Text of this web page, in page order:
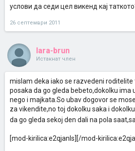
услови да седи цел викенд кај
26 септември 2011
lara-brun
Истакнат член
mislam deka iako se razvedeni
posaka da go gleda bebeto,dokolku ima
nego i majkata.So ubav dogovor se
za vikendite,no toj dokolku saka i
da go gleda sekoj den dali na pola
[mod-kirilica:e2qjanls][/mod-